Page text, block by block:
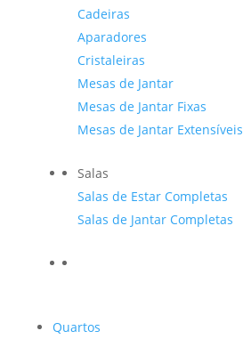
Cadeiras
Aparadores
Cristaleiras
Mesas de Jantar
Mesas de Jantar Fixas
Mesas de Jantar Extensíveis
Salas
Salas de Estar Completas
Salas de Jantar Completas
Quartos